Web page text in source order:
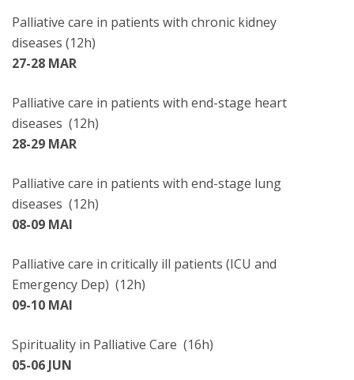
Palliative care in patients with chronic kidney
diseases (12h)
27-28 MAR
Palliative care in patients with end-stage heart
diseases (12h)
28-29 MAR
Palliative care in patients with end-stage lung
diseases (12h)
08-09 MAI
Palliative care in critically ill patients (ICU and
Emergency Dep) (12h)
09-10 MAI
Spirituality in Palliative Care (16h)
05-06 JUN